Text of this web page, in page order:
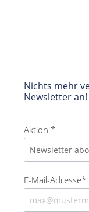
Nichts mehr
Newsletter an!
Aktion *
E-Mail-Adresse*